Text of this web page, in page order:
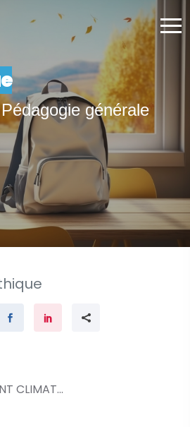
générale
CLIMAT...